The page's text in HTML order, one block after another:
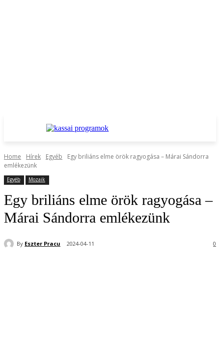
Home Hírek Egyéb
Egy briliáns elme örök ragyogása – Márai Sándorra
emlékezünk
Egyéb Mozaik
Egy briliáns elme örök ragyogása –
Márai Sándorra emlékezünk
By Eszter Pracu 2024-04-11 0